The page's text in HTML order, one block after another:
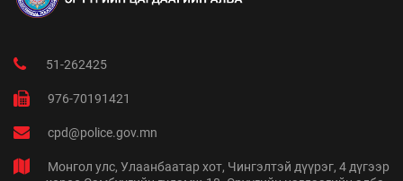
51-262425
976-70191421
cpd@police.gov.mn
Монгол улс, Улаанбаатар хот, Чингэлтэй дүүрэг, 4 дүгээр